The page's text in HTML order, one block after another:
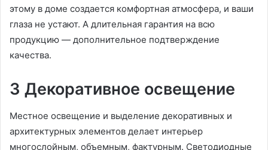
этому в доме создается комфортная атмосфера, и ваши
глаза не устают. А длительная гарантия на всю
продукцию — дополнительное подтверждение
качества.
3 Декоративное освещение
Местное освещение и выделение декоративных и
архитектурных элементов делает интерьер
многослойным, объемным, фактурным. Светодиодные